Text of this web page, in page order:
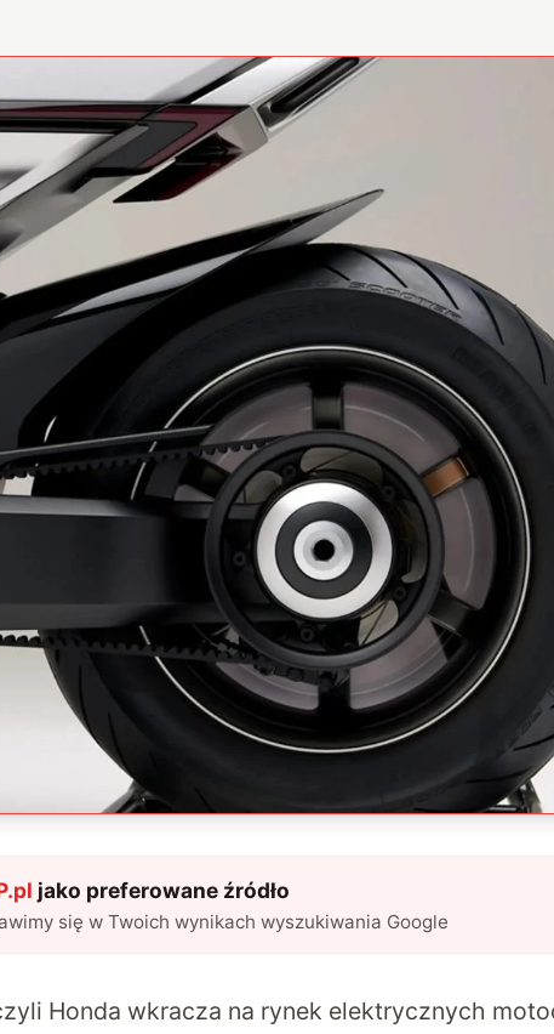
jako preferowane źródło
się w Twoich wynikach wyszukiwania Google
Honda wkracza na rynek elektrycznych